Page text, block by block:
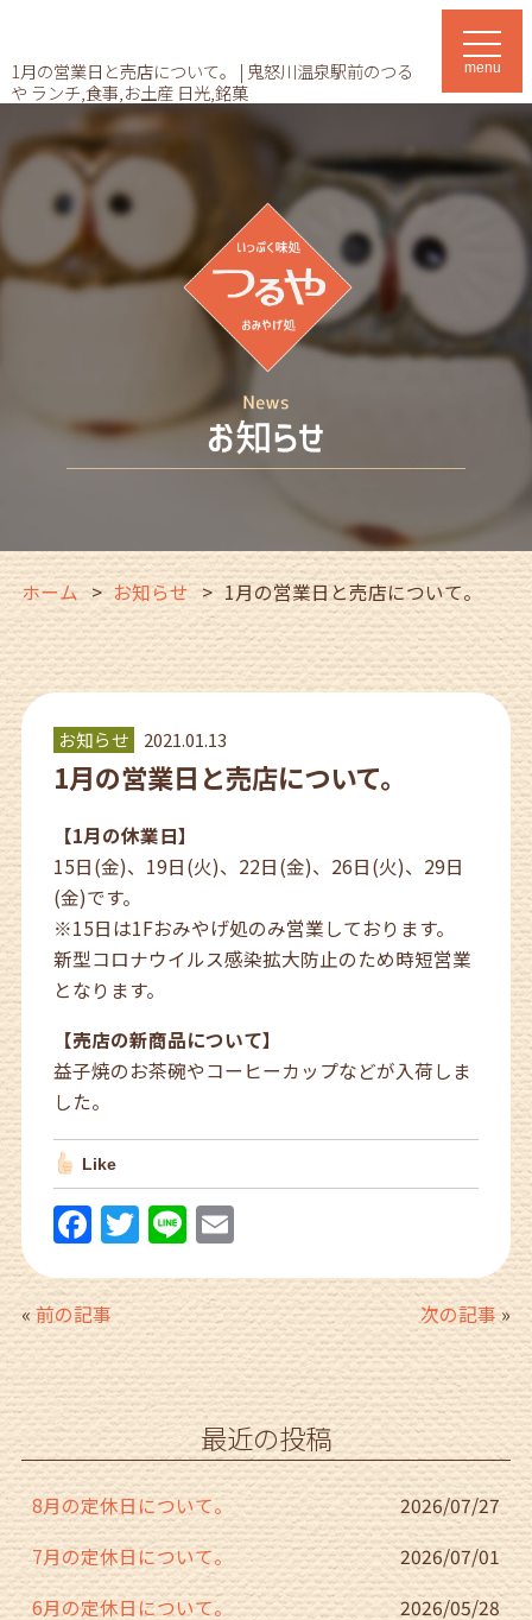
t
o
g
g
e
a
v
i
menu
1月の営業日と売店について。 | 鬼怒川温泉駅前のつる
や ランチ,食事,お土産 日光,銘菓
ホーム お知らせ 1月の営業日と売店について。
お知らせ 2021.01.13
1月の営業日と売店について。
【1月の休業日】
15日(金)、19日(火)、22日(金)、26日(火)、29日
(金)です。
※15日は1Fおみやげ処のみ営業しております。
新型コロナウイルス感染拡大防止のため時短営業
となります。
【売店の新商品について】
益子焼のお茶碗やコーヒーカップなどが入荷しま
した。
Like
F
a
c
e
b
o
o
k
T
w
itt
er
Li
n
e
E
ai
l
«前の記事 次の記事»
最近の投稿
8月の定休日について。
2026/07/27
7月の定休日について。
2026/07/01
6月の定休日について。
2026/05/28